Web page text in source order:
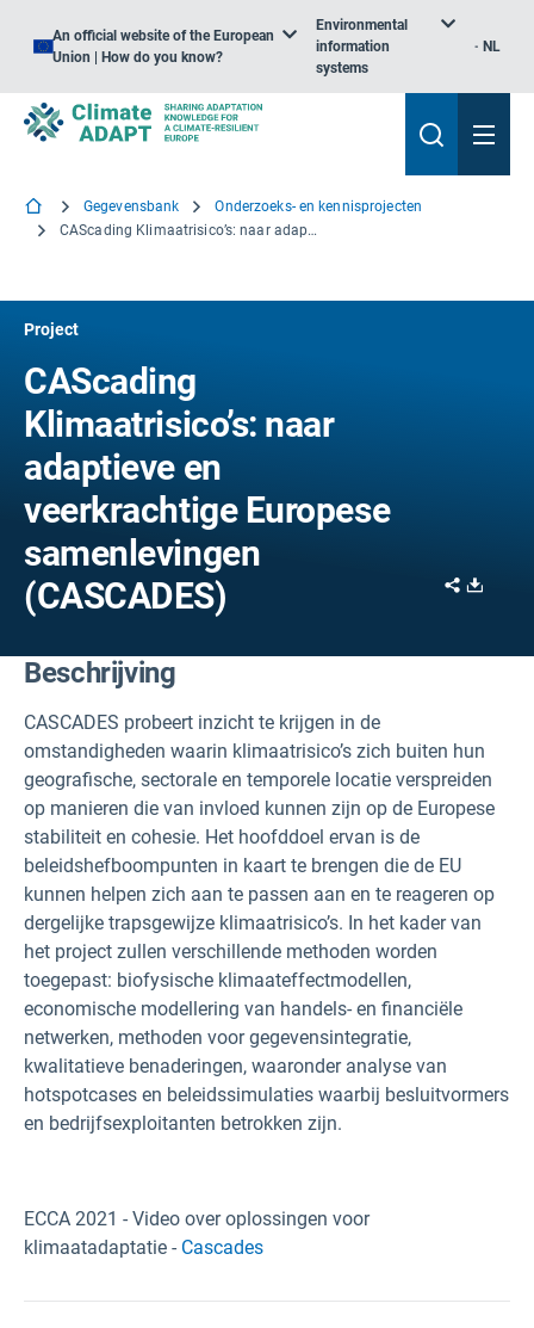
An official website of the European
Union | How do you know?
Environmental
information
systems
NL
Gegevensbank
Onderzoeks- en kennisprojecten
CAScading Klimaatrisico’s: naar adaptieve en veerkrachtige Europese samenlevingen
Project
CAScading
Klimaatrisico’s: naar
adaptieve en
veerkrachtige Europese
samenlevingen
(CASCADES)
Share
Beschrijving
CASCADES probeert inzicht te krijgen in de
omstandigheden waarin klimaatrisico’s zich buiten hun
geografische, sectorale en temporele locatie verspreiden
op manieren die van invloed kunnen zijn op de Europese
stabiliteit en cohesie. Het hoofddoel ervan is de
beleidshefboompunten in kaart te brengen die de EU
kunnen helpen zich aan te passen aan en te reageren op
dergelijke trapsgewijze klimaatrisico’s. In het kader van
het project zullen verschillende methoden worden
toegepast: biofysische klimaateffectmodellen,
economische modellering van handels- en financiële
netwerken, methoden voor gegevensintegratie,
kwalitatieve benaderingen, waaronder analyse van
hotspotcases en beleidssimulaties waarbij besluitvormers
en bedrijfsexploitanten betrokken zijn.
ECCA 2021 - Video over oplossingen voor
klimaatadaptatie - Cascades